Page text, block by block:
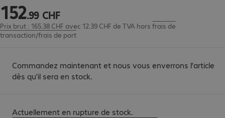
152.99 CHF
152.99 CHF
Prix brut : 165.38 CHF avec 12.39 CHF de TVA hors frais de
transaction/frais de port
Commandez maintenant et nous vous enverrons l’article
dès qu’il sera en stock.
Actuellement en rupture de stock.